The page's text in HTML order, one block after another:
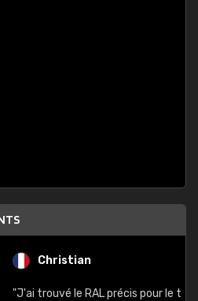
précis pour le ton de ma